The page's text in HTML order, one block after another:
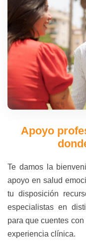
Apoyo
Te damos la
apoyo en salud
tu disposición
especialistas en
para que cuentes
experiencia clínica.